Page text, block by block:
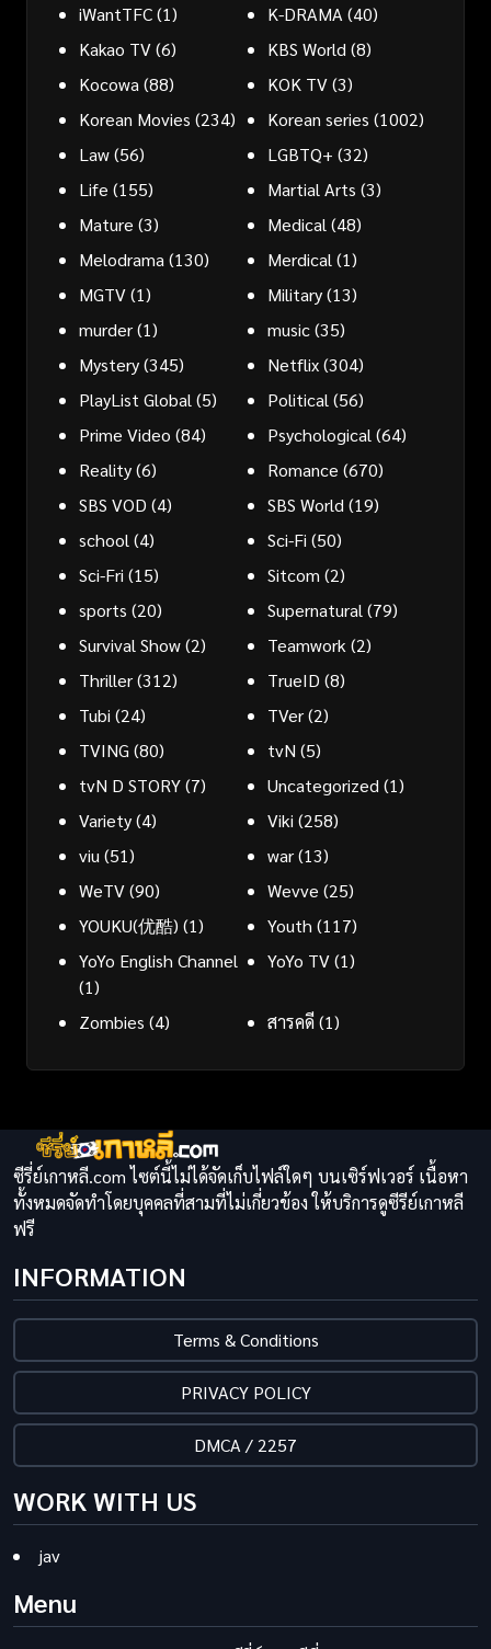
iWantTFC(1) K-DRAMA (40)
Kakao TV(6) KBS World (8)
Kocowa (88) KOK TV(3)
Korean Movies (234) Korean series (1002)
Law(56) LGBTQ+ (32)
Life (155) Martial Arts (3)
Mature (3) Medical (48)
Melodrama (130) Merdical (1)
MGTV(1) Military(13)
murder(1) music(35)
Mystery(345) Netflix(304)
PlayList Global (5) Political (56)
Prime Video (84) Psychological (64)
Reality(6) Romance (670)
SBS VOD (4) SBS World (19)
school (4) Sci-Fi (50)
Sci-Fri (15) Sitcom (2)
sports (20) Supernatural (79)
Survival Show(2) Teamwork (2)
Thriller(312) TrueID (8)
Tubi (24) TVer(2)
TVING (80) tvN (5)
tvN D STORY(7) Uncategorized (1)
Variety(4) Viki (258)
viu (51) war(13)
WeTV(90) Wevve (25)
YOUKU(优酷) (1) Youth (117)
YoYo English Channel
(1)
YoYo TV(1)
Zombies (4) สารคดี(1)
ซีรี่ย์เกาหลี.com ไซต์นี้ไม่ได้จัดเก็บไฟล์ใดๆ บนเซิร์ฟเวอร์ เนื้อหา
ทั้งหมดจัดทำโดยบุคคลที่สามที่ไม่เกี่ยวข้อง ให้บริการดูซีรีย์เกาหลี
ฟรี
INFORMATION
Terms & Conditions
PRIVACY POLICY
DMCA / 2257
WORK WITH US
jav
Menu